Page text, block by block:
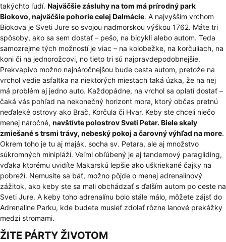
takýchto ľudí. Najväčšie zásluhy na tom máprírodný park
Biokovo, najväčšie pohorie celej Dalmácie. A najvyšším vrchom
Biokova je Sveti Jure so svojou nadmorskou výškou 1762. Máte tri
spôsoby, ako sa sem dostať – pešo, na bicykli alebo autom. Teda
samozrejme tých možností je viac – na kolobežke, na korčuliach, na
koni či na jednorožcovi, no tieto tri sú najpravdepodobnejšie.
Prekvapivo možno najnáročnejšou bude cesta autom, pretože na
vrchol vedie asfaltka na niektorých miestach taká úzka, že na nej
má problém aj jedno auto. Každopádne, na vrchol sa oplatí dostať –
čaká vás pohľad na nekonečný horizont mora, ktorý občas pretnú
neďaleké ostrovy ako Brač, Korčula či Hvar. Keby ste chceli niečo
menej náročné, navštívte polostrov Sveti Petar. Biele skaly
zmiešané s trsmi trávy, nebeský pokoj a čarovný výhľad na more.
Okrem toho je tu aj maják, socha sv. Petara, ale aj množstvo
súkromných minipláží. Veľmi obľúbený je aj tandemový paragliding,
vďaka ktorému uvidíte Makarskú lepšie ako uškriekané čajky na
pobreží. Nemusíte sa báť, možno pôjde o menej adrenalínový
zážitok, ako keby ste sa mali obchádzať s ďalším autom po ceste na
Sveti Jure. A keby toho adrenalínu bolo stále málo, môžete zájsť do
Adrenaline Parku, kde budete musieť zdolať rôzne lanové prekážky
medzi stromami.
ŽITE PÁRTY ŽIVOTOM